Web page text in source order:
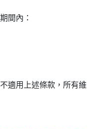
間內：
適用上述條款，所有維